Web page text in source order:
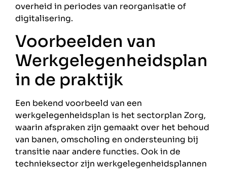
overheid in periodes van reorganisatie of
digitalisering.
Voorbeelden van
Werkgelegenheidsplan
in de praktijk
Een bekend voorbeeld van een
werkgelegenheidsplan is het sectorplan Zorg,
waarin afspraken zijn gemaakt over het behoud
van banen, omscholing en ondersteuning bij
transitie naar andere functies. Ook in de
technieksector zijn werkgelegenheidsplannen